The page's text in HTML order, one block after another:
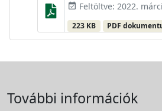
event_available Feltöltve: 2022.
223 KB PDF
További információk